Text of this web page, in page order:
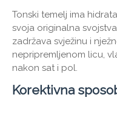
Tonski temelj ima
svoja originalna
zadržava svježinu i
nepripremljenom licu,
nakon sat i pol.
Korektivna